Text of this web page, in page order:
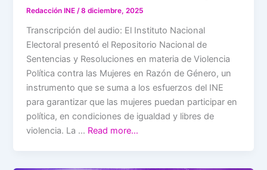
Redacción INE/8 diciembre, 2025
Transcripción del audio: El Instituto Nacional
Electoral presentó el Repositorio Nacional de
Sentencias y Resoluciones en materia de Violencia
Política contra las Mujeres en Razón de Género, un
instrumento que se suma a los esfuerzos del INE
para garantizar que las mujeres puedan participar en
política, en condiciones de igualdad y libres de
violencia. La … Read more…